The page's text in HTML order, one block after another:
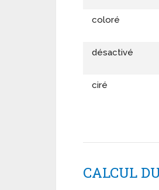
coloré
désactivé
ciré
CALCUL